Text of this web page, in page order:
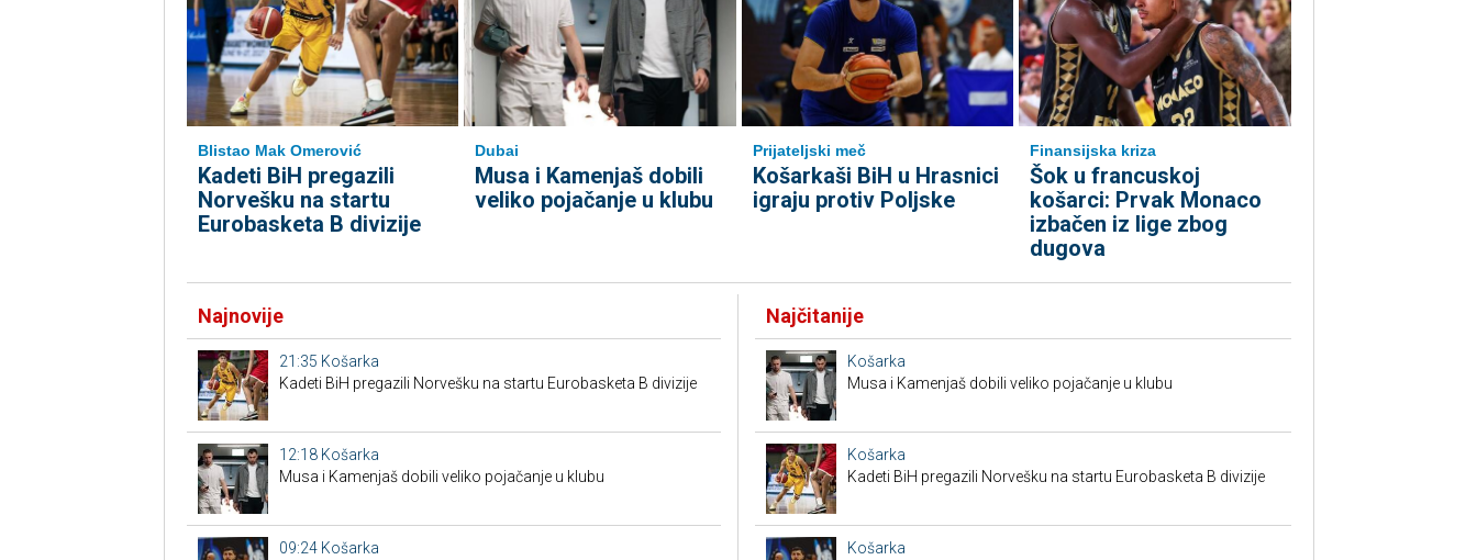
Blistao Mak Omerović
Kadeti BiH pregazili
Norvešku na startu
Eurobasketa B divizije
Dubai
Musa i Kamenjaš dobili
veliko pojačanje u klubu
Prijateljski meč
Košarkaši BiH u Hrasnici
igraju protiv Poljske
Finansijska kriza
Šok u francuskoj
košarci: Prvak Monaco
izbačen iz lige zbog
dugova
Najnovije
21:35 Košarka
Kadeti BiH pregazili Norvešku na startu Eurobasketa B divizije
12:18 Košarka
Musa i Kamenjaš dobili veliko pojačanje u klubu
09:24 Košarka
Najčitanije
Košarka
Musa i Kamenjaš dobili veliko pojačanje u klubu
Košarka
Kadeti BiH pregazili Norvešku na startu Eurobasketa B divizije
Košarka